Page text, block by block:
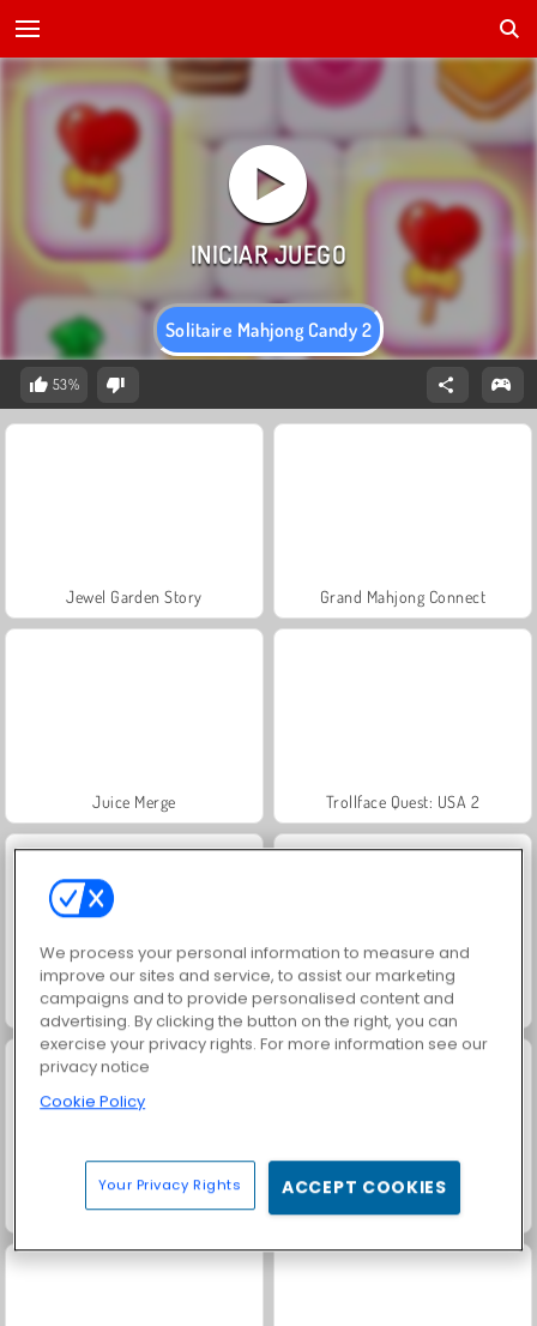
Solitaire Mahjong Candy 2
53%
Jewel Garden Story Grand Mahjong Connect
Juice Merge Trollface Quest: USA 2
Masha and the Bear: Meadows Scala 40
Solitaire Social
We process your personal information to measure and
improve our sites and service, to assist our marketing
campaigns and to provide personalised content and
advertising. By clicking the button on the right, you can
exercise your privacy rights. For more information see our
privacy notice
Cookie Policy
Your Privacy Rights ACCEPT COOKIES